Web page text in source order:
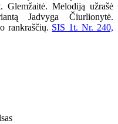
Glemžaitė. Melodiją užrašė
Jadvyga Čiurlionytė.
rankraščių. SIS 1t. Nr. 240,